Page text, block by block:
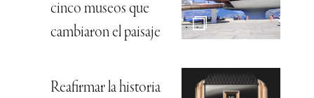
cinco museos que
cambiaron el paisaje
Reafirmar la historia